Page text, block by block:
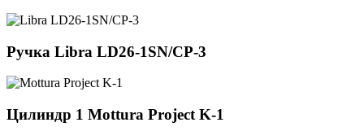
Ручка Libra LD26-1SN/CP-3
Цилиндр 1 Mottura Project K-1